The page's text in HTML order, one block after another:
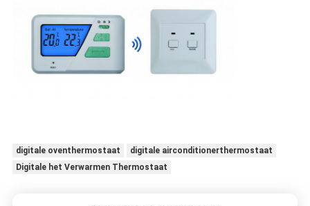
digitale oventhermostaat
digitale airconditionerthermostaat
Digitale het Verwarmen Thermostaat